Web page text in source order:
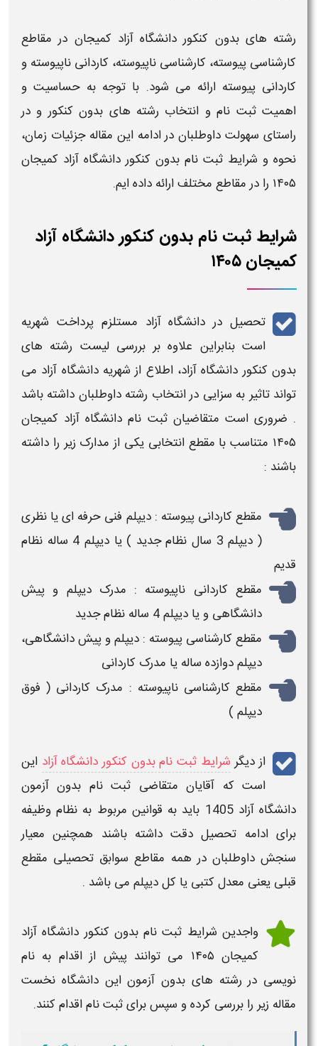
رشته های بدون کنکور دانشگاه آزاد کمیجان در مقاطع
کارشناسی پیوسته، کارشناسی ناپیوسته، کاردانی ناپیوسته و
کاردانی پیوسته ارائه می شود. با توجه به حساسیت و
اهمیت ثبت نام و انتخاب رشته های بدون کنکورو در
راستای سهولت داوطلبان در ادامه این مقالهجزئیات زمان،
نحوه و شرایط ثبت نام بدون کنکور دانشگاه آزاد کمیجان
۱۴۰۵ را در مقاطع مختلف ارائه داده ایم.
شرایط ثبت نام بدون کنکور دانشگاه آزاد
کمیجان ۱۴۰۵
تحصیل در دانشگاه آزاد مستلزم پرداخت شهریه
است بنابراین علاوه بر بررسیلیست رشته های
بدون کنکور دانشگاه آزاد، اطلاع از شهریه دانشگاه آزاد می
تواند تاثیر به سزایی در انتخاب رشته داوطلبان داشته باشد
. ضروری است متقاضیانثبت نام دانشگاه آزاد کمیجان
۱۴۰۵ متناسب با مقطع انتخابی یکی از مدارک زیر را داشته
باشند :
مقطع کاردانی پیوسته : دیپلم فنی حرفه ای یا نظری
( دیپلم 3 سال نظام جدید ) یا دیپلم 4 ساله نظام
قدیم
مقطع کاردانی ناپیوسته : مدرک دیپلم و پیش
دانشگاهی و یا دیپلم 4 ساله نظام جدید
مقطع کارشناسی پیوسته : دیپلم و پیش دانشگاهی،
دیپلم دوازده ساله یا مدرک کاردانی
مقطع کارشناسی ناپیوسته : مدرک کاردانی ( فوق
دیپلم )
از دیگر شرایط ثبت نام بدون کنکور دانشگاه آزاد این
است که آقایان متقاضی ثبت نام بدون آزمون
دانشگاه آزاد 1405
باید به قوانین مربوط به نظام وظیفه
برای ادامه تحصیل دقت داشته باشند همچنین معیار
سنجش داوطلبان در همه مقاطع سوابق تحصیلی مقطع
قبلی یعنی معدل کتبی یا کل دیپلم می باشد .
واجدین شرایط ثبت نام بدون کنکور دانشگاه آزاد
کمیجان ۱۴۰۵ می توانند پیش از اقدام به نام
نویسی در رشته های بدون آزمون این دانشگاه نخست
مقاله زیر را بررسی کرده و سپس برای ثبت نام اقدام کنند.